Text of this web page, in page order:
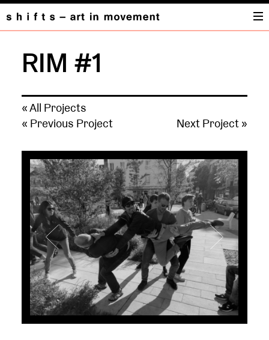
RIM #1
« All Projects
« Previous Project
Next Project »